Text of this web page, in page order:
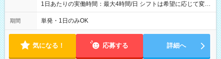
1日あたりの実働時間：最大4時間/日 シフトは希望に応じて変更
します。
期間 単発・1日のみOK
気になる！ 応募する 詳細へ